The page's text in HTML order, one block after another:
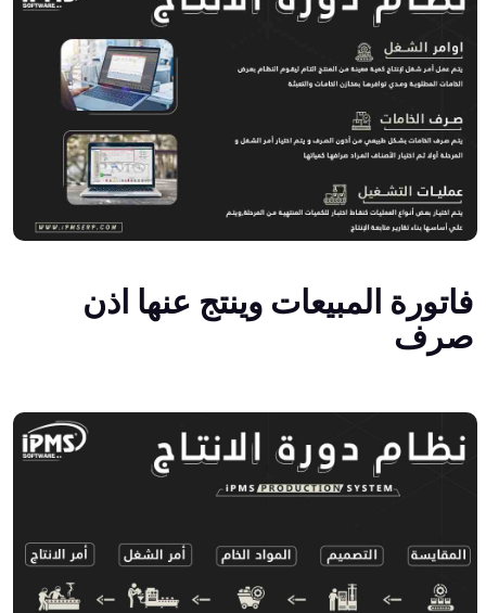
فاتورة المبيعات وينتج عنها اذن
صرف